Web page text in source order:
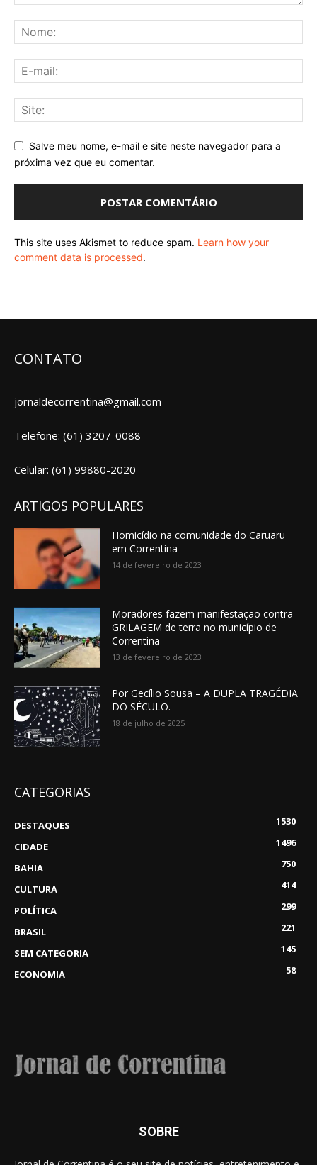
Salve meu nome, e-mail e site neste navegador para a
próxima vez que eu comentar.
This site uses Akismet to reduce spam. Learn how your
comment data is processed.
CONTATO
jornaldecorrentina@gmail.com
Telefone: (61) 3207-0088
Celular: (61) 99880-2020
ARTIGOS POPULARES
Homicídio na comunidade do Caruaru
em Correntina
14 de fevereiro de 2023
Moradores fazem manifestação contra
GRILAGEM de terra no município de
Correntina
13 de fevereiro de 2023
Por Gecílio Sousa – A DUPLA TRAGÉDIA
DO SÉCULO.
18 de julho de 2025
CATEGORIAS
DESTAQUES
1530
CIDADE
1496
BAHIA
750
CULTURA
414
POLÍTICA
299
BRASIL
221
SEM CATEGORIA
145
ECONOMIA
58
SOBRE